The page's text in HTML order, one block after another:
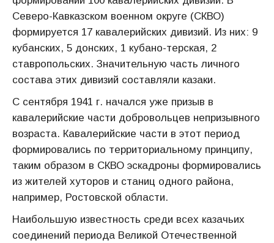
Северо-Кавказском военном округе (СКВО)
формируется 17 кавалерийских дивизий. Из них: 9
кубанских, 5 донских, 1 кубано-терская, 2
ставропольских. Значительную часть личного
состава этих дивизий составляли казаки.
С сентября 1941 г. начался уже призыв в
кавалерийские части добровольцев непризывного
возраста. Кавалерийские части в этот период
формировались по территориальному принципу,
таким образом в СКВО эскадроны формировались
из жителей хуторов и станиц одного района,
например, Ростовской области.
Наибольшую известность среди всех казачьих
соединений периода Великой Отечественной